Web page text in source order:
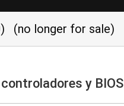
(no longer for sale)
y BIOS